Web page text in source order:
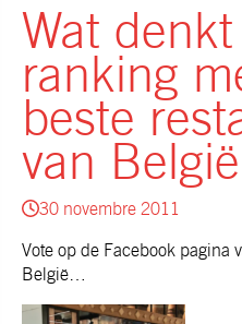
Wat
ranking
beste
van
30 novembre 2011
Vote op de Facebook pagina
België